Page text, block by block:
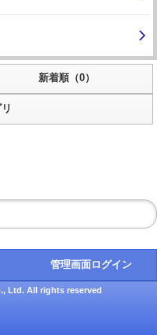
新着順（0）
管理画面ログイン
Ltd. All rights reserved